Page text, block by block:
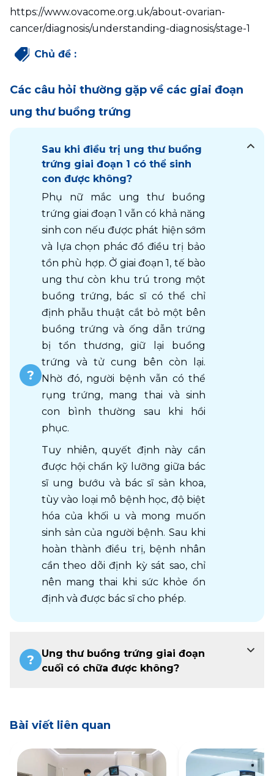
https://www.ovacome.org.uk/about-ovarian-
cancer/diagnosis/understanding-diagnosis/stage-1
Chủ đề :
Các câu hỏi thường gặp về các giai đoạn
ung thư buồng trứng
Sau khi điều trị ung thư buồng
trứng giai đoạn 1 có thể sinh
con được không?
Phụ nữ mắc ung thư buồng
trứng giai đoạn 1 vẫn có khả năng
sinh con nếu được phát hiện sớm
và lựa chọn phác đồ điều trị bảo
tồn phù hợp. Ở giai đoạn 1, tế bào
ung thư còn khu trú trong một
buồng trứng, bác sĩ có thể chỉ
định phẫu thuật cắt bỏ một bên
buồng trứng và ống dẫn trứng
bị tổn thương, giữ lại buồng
trứng và tử cung bên còn lại.
Nhờ đó, người bệnh vẫn có thể
rụng trứng, mang thai và sinh
con bình thường sau khi hồi
phục.
Tuy nhiên, quyết định này cần
được hội chẩn kỹ lưỡng giữa bác
sĩ ung bướu và bác sĩ sản khoa,
tùy vào loại mô bệnh học, độ biệt
hóa của khối u và mong muốn
sinh sản của người bệnh. Sau khi
hoàn thành điều trị, bệnh nhân
cần theo dõi định kỳ sát sao, chỉ
nên mang thai khi sức khỏe ổn
định và được bác sĩ cho phép.
Ung thư buồng trứng giai đoạn
cuối có chữa được không?
Bài viết liên quan